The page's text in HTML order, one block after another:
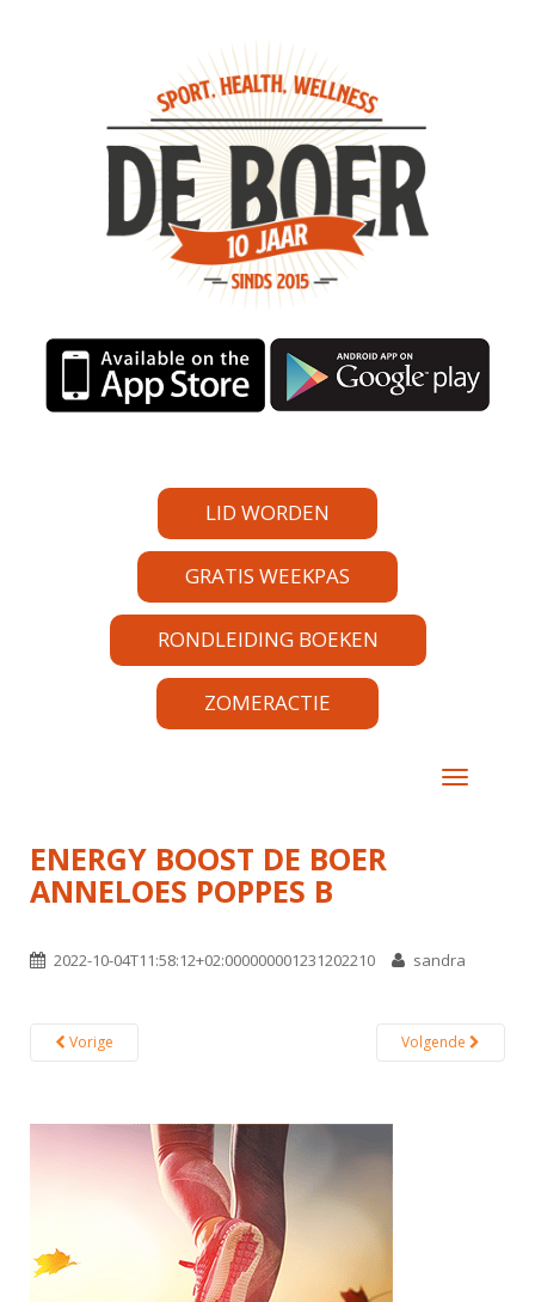
LID WORDEN
GRATIS WEEKPAS
RONDLEIDING BOEKEN
ZOMERACTIE
TOGGLE
ENERGY BOOST DE BOER
ANNELOES POPPES B
2022-10-04T11:58:12+02:000000001231202210 sandra
Vorige Volgende